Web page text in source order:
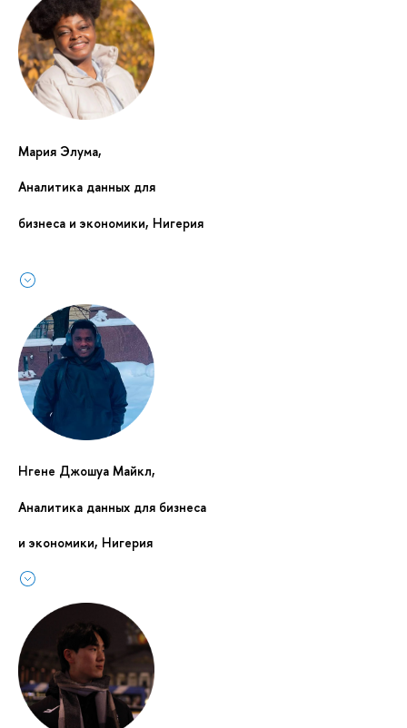
Мария Элума,
Аналитика данных для
бизнеса и экономики, Нигерия
Нгене Джошуа Майкл,
Аналитика данных для бизнеса
и экономики, Нигерия